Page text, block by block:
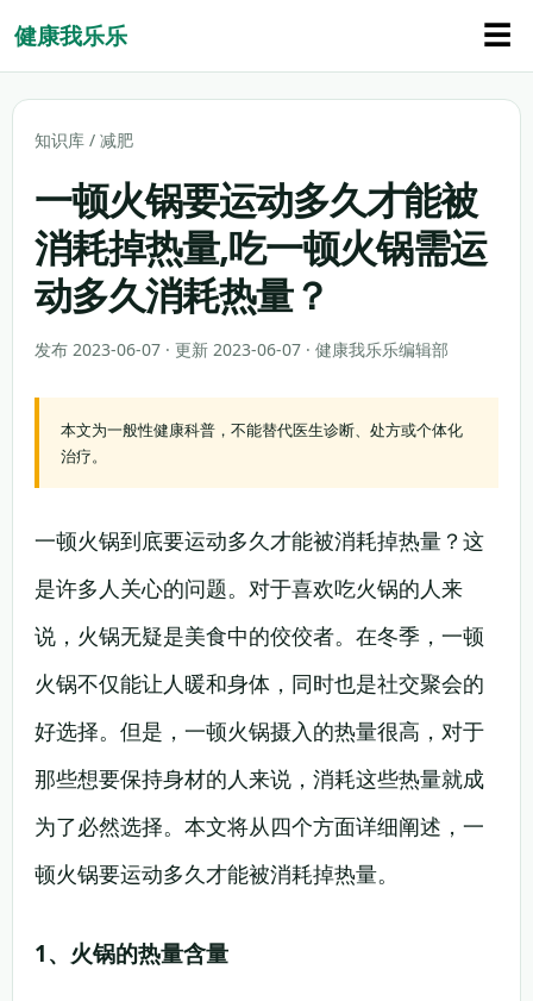
健康我乐乐 ☰
知识库 / 减肥
一顿火锅要运动多久才能被
消耗掉热量,吃一顿火锅需运
动多久消耗热量？
发布 2023-06-07 · 更新 2023-06-07 · 健康我乐乐编辑部
本文为一般性健康科普，不能替代医生诊断、处方或个体化
治疗。
一顿火锅到底要运动多久才能被消耗掉热量？这
是许多人关心的问题。对于喜欢吃火锅的人来
说，火锅无疑是美食中的佼佼者。在冬季，一顿
火锅不仅能让人暖和身体，同时也是社交聚会的
好选择。但是，一顿火锅摄入的热量很高，对于
那些想要保持身材的人来说，消耗这些热量就成
为了必然选择。本文将从四个方面详细阐述，一
顿火锅要运动多久才能被消耗掉热量。
1、火锅的热量含量